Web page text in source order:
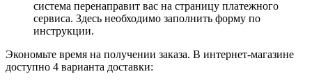
система перенаправит вас на страницу платежного
сервиса. Здесь необходимо заполнить форму по
инструкции.
Экономьте время на получении заказа. В интернет-магазине
доступно 4 варианта доставки: